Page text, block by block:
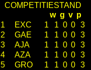
COMPETITIESTAND
w g v p
1
EXC 1 1 0 0 3
2
GAE 1 1 0 0 3
3
AJA 1 1 0 0 3
4
AZA 1 1 0 0 3
5
GRO 1 1 0 0 3